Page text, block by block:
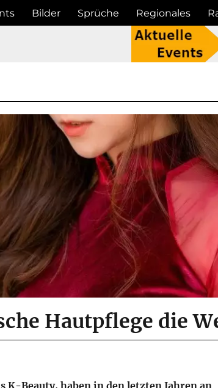
Bilder Sprüche Regionales
Hautpflege die
K-Beauty, haben in den letzten Jahren an